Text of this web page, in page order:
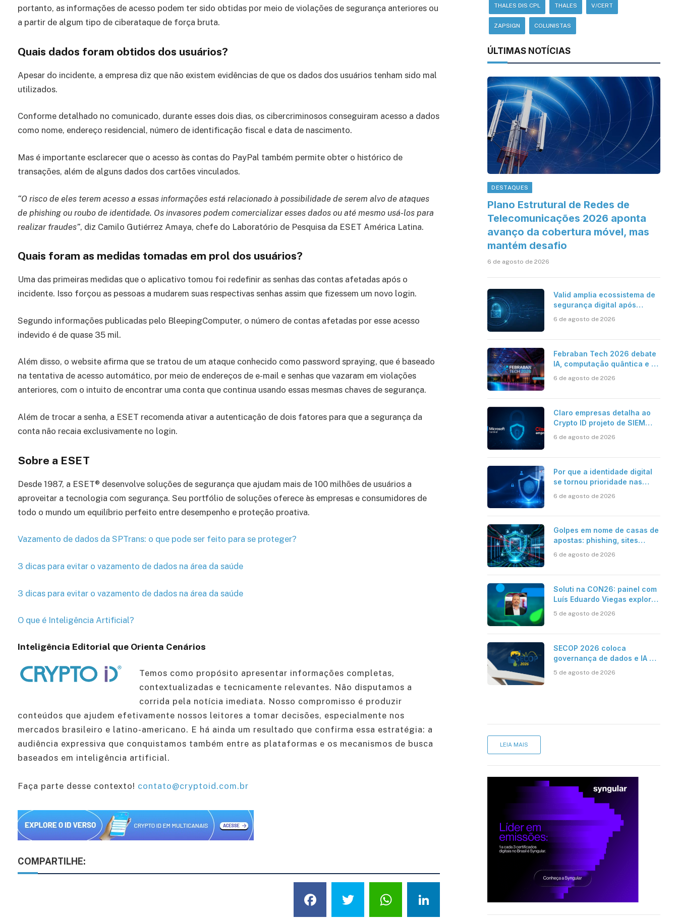
portanto, as informações de acesso podem ter sido obtidas por meio de violações de segurança anteriores ou
a partir de algum tipo de ciberataque de força bruta.
Quais dados foram obtidos dos usuários?
Apesar do incidente, a empresa diz que não existem evidências de que os dados dos usuários tenham sido mal
utilizados.
Conforme detalhado no comunicado, durante esses dois dias, os cibercriminosos conseguiram acesso a dados
como nome, endereço residencial, número de identificação fiscal e data de nascimento.
Mas é importante esclarecer que o acesso às contas do PayPal também permite obter o histórico de
transações, além de alguns dados dos cartões vinculados.
“O risco de eles terem acesso a essas informações está relacionado à possibilidade de serem alvo de ataques
de phishing ou roubo de identidade. Os invasores podem comercializar esses dados ou até mesmo usá-los para
realizar fraudes”, diz Camilo Gutiérrez Amaya, chefe do Laboratório de Pesquisa da ESET América Latina.
Quais foram as medidas tomadas em prol dos usuários?
Uma das primeiras medidas que o aplicativo tomou foi redefinir as senhas das contas afetadas após o
incidente. Isso forçou as pessoas a mudarem suas respectivas senhas assim que fizessem um novo login.
Segundo informações publicadas pelo BleepingComputer, o número de contas afetadas por esse acesso
indevido é de quase 35 mil.
Além disso, o website afirma que se tratou de um ataque conhecido como password spraying, que é baseado
na tentativa de acesso automático, por meio de endereços de e-mail e senhas que vazaram em violações
anteriores, com o intuito de encontrar uma conta que continua usando essas mesmas chaves de segurança.
Além de trocar a senha, a ESET recomenda ativar a autenticação de dois fatores para que a segurança da
conta não recaia exclusivamente no login.
Sobre a ESET
Desde 1987, a ESET® desenvolve soluções de segurança que ajudam mais de 100 milhões de usuários a
aproveitar a tecnologia com segurança. Seu portfólio de soluções oferece às empresas e consumidores de
todo o mundo um equilíbrio perfeito entre desempenho e proteção proativa.
Vazamento de dados da SPTrans: o que pode ser feito para se proteger?
3 dicas para evitar o vazamento de dados na área da saúde
3 dicas para evitar o vazamento de dados na área da saúde
O que é Inteligência Artificial?
Inteligência Editorial que Orienta Cenários
Temos como propósito apresentar informações completas,
contextualizadas e tecnicamente relevantes. Não disputamos a
corrida pela notícia imediata. Nosso compromisso é produzir
conteúdos que ajudem efetivamente nossos leitores a tomar decisões, especialmente nos
mercados brasileiro e latino-americano. E há ainda um resultado que confirma essa estratégia: a
audiência expressiva que conquistamos também entre as plataformas e os mecanismos de busca
baseados em inteligência artificial.
Faça parte desse contexto! contato@cryptoid.com.br
COMPARTILHE:
Facebook
TwitterWhatsApp
LinkedIn
THALES DIS CPL THALES V/CERT
ZAPSIGN COLUNISTAS
ÚLTIMAS NOTÍCIAS
DESTAQUES
Plano Estrutural de Redes de
Telecomunicações 2026 aponta
avanço da cobertura móvel, mas
mantém desafio
6 de agosto de 2026
Valid amplia ecossistema de
segurança digital após
6 de agosto de 2026
Febraban Tech 2026 debate
IA, computação quântica e os
bancária
6 de agosto de 2026
Claro empresas detalha ao
Crypto ID projeto de SIEM
resposta automatizada
6 de agosto de 2026
Por que a identidade digital
se tornou prioridade nas
6 de agosto de 2026
Golpes em nome de casas de
apostas: phishing, sites
6 de agosto de 2026
Soluti na CON26: painel com
Luís Eduardo Viegas explora
eficiência da Contabilidade
5 de agosto de 2026
SECOP 2026 coloca
governança de dados e IA no
5 de agosto de 2026
LEIA MAIS